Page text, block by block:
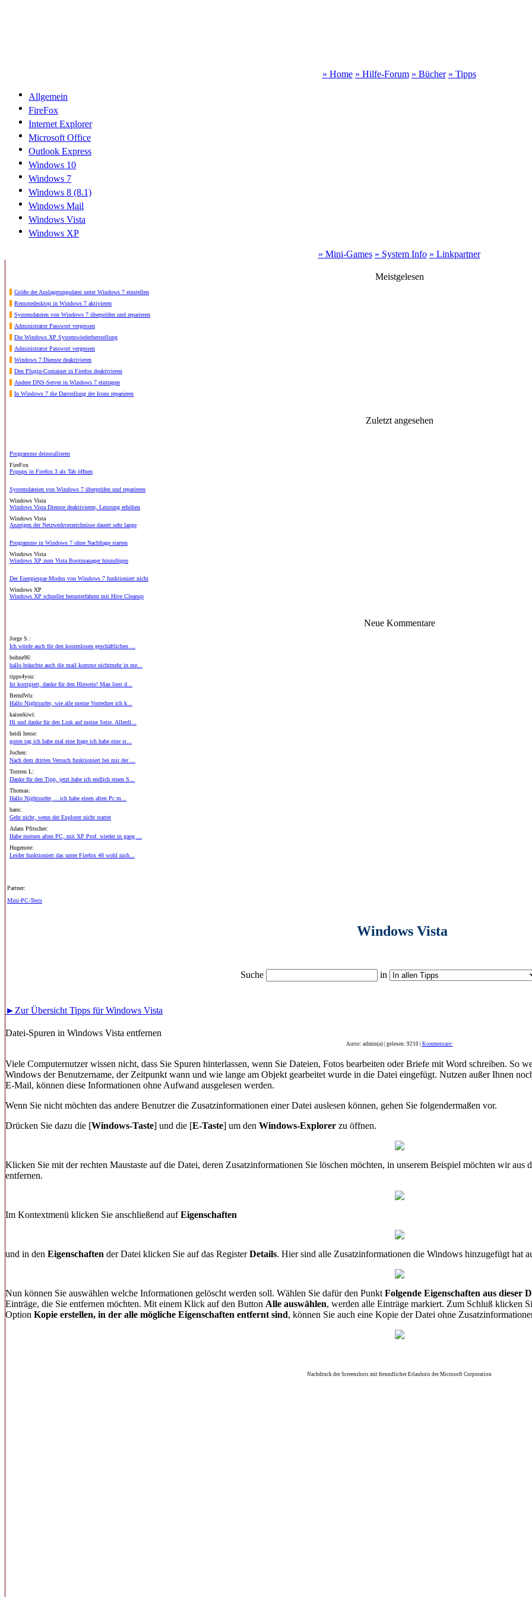
» Home » Hilfe-Forum » Bücher » Tipps
Allgemein
FireFox
Internet Explorer
Microsoft Office
Outlook Express
Windows 10
Windows 7
Windows 8 (8.1)
Windows Mail
Windows Vista
Windows XP
» Mini-Games » System Info » Linkpartner
Meistgelesen
Größe der Auslagerungsdatei unter Windows 7 einstellen
Remotedesktop in Windows 7 aktivieren
Systemdateien von Windows 7 überprüfen und reparieren
Administrator Passwort vergessen
Die Windows XP Systemwiederherstellung
Administrator Passwort vergessen
Windows 7 Dienste deaktivieren
Den Plugin-Container in Firefox deaktivieren
Andere DNS-Server in Windows 7 eintragen
In Windows 7 die Darstellung der Icons reparieren
Zuletzt angesehen
Programme deinstallieren
FireFox
Popups in Firefox 3 als Tab öffnen
Systemdateien von Windows 7 überprüfen und reparieren
Windows Vista
Windows Vista Dienste deaktivieren, Leistung erhöhen
Windows Vista
Anzeigen der Netzwerkverzeichnisse dauert sehr lange
Programme in Windows 7 ohne Nachfrage starten
Windows Vista
Windows XP zum Vista Bootmanager hinzufügen
Der Energiespar-Modus von Windows 7 funktioniert nicht
Windows XP
Windows XP schneller herunterfahren mit Hive Cleanup
Neue Kommentare
Jorge S.:
Ich würde auch für den kostenlosen geschäftlichen ...
bohne96:
hallo bräuchte auch die mail komme nichtmehr in me...
tipps4you:
Ist korrigiert, danke für den Hinweis! Man liest d...
BerndWu:
Hallo Nightsurfer, wie alle meine Vorredner ich k...
kaiserkiwi:
Hi und danke für den Link auf meine Seite. Allerdi...
heidi hesse:
guten tag ich habe mal eine frage ich habe eine st...
Jochen:
Nach dem dritten Versuch funktioniert bei mir der ...
Torsten L:
Danke für den Tipp, jetzt habe ich endlich einen S...
Thomas:
Hallo Nightsurfer, ...ich habe einen alten Pc m...
hans:
Geht nicht, wenn der Explorer nicht startet
Adam Pfitscher:
Habe meinen alten PC, mit XP Prof. wieder in gang ...
Hugenote:
Leider funktioniert das unter Firefox 48 wohl nich...
Partner:
Mini-PC-Tests
Windows Vista
Suche in
►Zur Übersicht Tipps für Windows Vista
Datei-Spuren in Windows Vista entfernen
Autor: admin(a) | gelesen: 9210 | Kommentare:
Viele Computernutzer wissen nicht, dass Sie Spuren hinterlassen, wenn Sie Dateien, Fotos bearbeiten oder Briefe mit Word schreiben. So
Windows der Benutzername, der Zeitpunkt wann und wie lange am Objekt gearbeitet wurde in die Datei eingefügt. Nutzen außer Ihnen
E-Mail, können diese Informationen ohne Aufwand ausgelesen werden.
Wenn Sie nicht möchten das andere Benutzer die Zusatzinformationen einer Datei auslesen können, gehen Sie folgendermaßen vor.
Drücken Sie dazu die [Windows-Taste] und die [E-Taste] um den Windows-Explorer zu öffnen.
Klicken Sie mit der rechten Maustaste auf die Datei, deren Zusatzinformationen Sie löschen möchten, in unserem Beispiel möchten wir
entfernen.
Im Kontextmenü klicken Sie anschließend aufEigenschaften
und in den Eigenschaften der Datei klicken Sie auf das RegisterDetails. Hier sind alle Zusatzinformationen die Windows hinzugefügt hat
Nun können Sie auswählen welche Informationen gelöscht werden soll. Wählen Sie dafür den Punkt Folgende Eigenschaften aus dieser
Einträge, die Sie entfernen möchten. Mit einem Klick auf den Button Alle auswählen, werden alle Einträge markiert. Zum Schluß klicken
Option Kopie erstellen, in der alle mögliche Eigenschaften entfernt sind, können Sie auch eine Kopie der Datei ohne
Nachdruck der Screenshots mit freundlicher Erlaubnis der Microsoft Corporation